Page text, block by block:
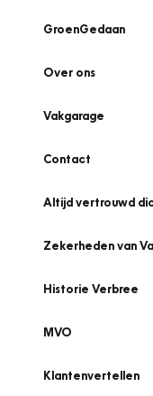
GroenGedaan
Over ons
Vakgarage
Contact
Altijd vertrouwd
Zekerheden van
Historie Verbree
MVO
Klantenvertellen